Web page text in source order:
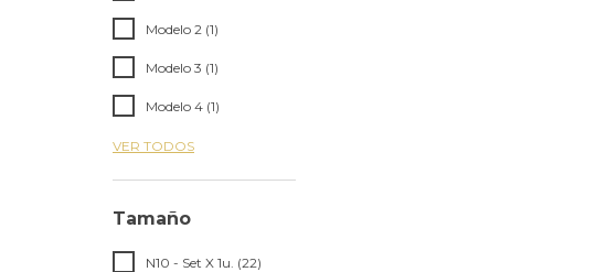
Modelo 2 (1)
Modelo 3 (1)
Modelo 4 (1)
VER TODOS
Tamaño
N10 - Set X 1u. (22)